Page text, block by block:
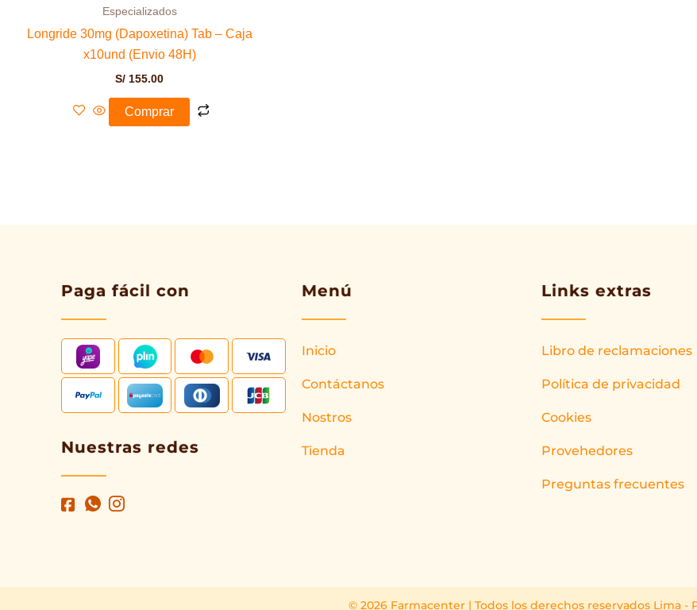
Especializados
Longride 30mg (Dapoxetina) Tab – Caja
x10und (Envio 48H)
S/ 155.00
Comprar
Paga fácil con
Nuestras redes
Menú
Inicio
Contáctanos
Nostros
Tienda
Links extras
Libro de reclamaciones
Política de privacidad
Cookies
Provehedores
Preguntas frecuentes
© 2026 Farmacenter | Todos los derechos reservados Lima -